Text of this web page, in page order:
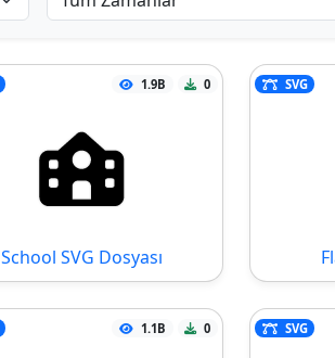
1.9B 0
School SVG Dosyası
SVG
1.1B 0 SVG